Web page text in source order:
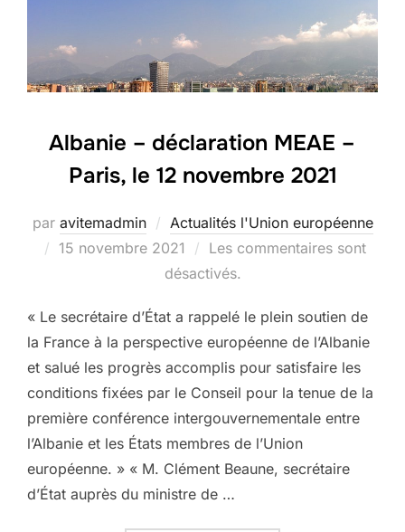
Albanie – déclaration MEAE –
Paris, le 12 novembre 2021
par avitemadmin
Actualités l'Union européenne
Publié
15 novembre 2021
Les commentaires sont
désactivés.
« Le secrétaire d’État a rappelé le plein soutien de
la France à la perspective européenne de l’Albanie
et salué les progrès accomplis pour satisfaire les
conditions fixées par le Conseil pour la tenue de la
première conférence intergouvernementale entre
l’Albanie et les États membres de l’Union
européenne. » « M. Clément Beaune, secrétaire
d’État auprès du ministre de …